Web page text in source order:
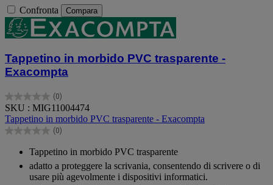
Confronta Compara
Tappetino in morbido PVC trasparente -
Exacompta
(0)
0.0
su
5
stelle.
SKU : MIG11004474
Tappetino in morbido PVC trasparente - Exacompta
(0)
0.0
stelle.
Tappetino in morbido PVC trasparente
adatto a proteggere la scrivania, consentendo di scrivere o di
usare più agevolmente i dispositivi informatici.